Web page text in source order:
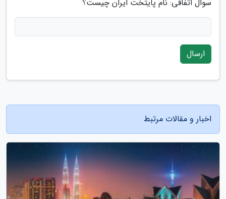
سوال اتفاقی: نام پایتخت ایران چیست؟
ارسال
اخبار و مقالات مرتبط